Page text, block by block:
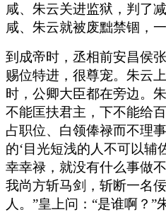
咸、朱云关进监狱，判了
咸、朱云就被废黜禁锢，
到成帝时，丞相前安昌侯
赐位特进，很尊宠。朱云
时，公卿大臣都在旁边。
不能匡扶君主，下不能给
占职位、白领俸禄而不理
的‘目光短浅的人不可以辅
幸幸禄，就没有什么事做
我尚方斩马剑，斩断一名
人。”皇上问：“是谁啊？”